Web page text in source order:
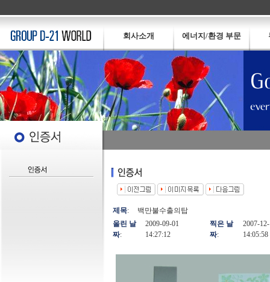
회사소개 에너지/환경 부문
제목:
백만불수출의탑
올린 날
짜:
2009-09-01
14:27:12
찍은 날
짜:
2007-
14:05:58